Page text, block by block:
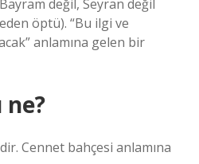
değil, Seyran değil
öptü). “Bu ilgi ve
anlamına gelen bir
ne?
Cennet bahçesi anlamına